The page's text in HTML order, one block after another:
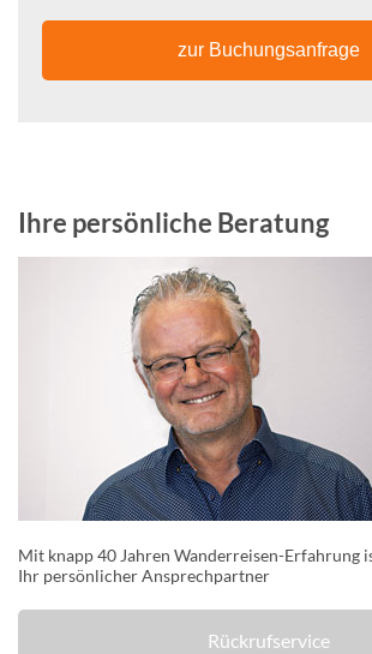
zur Buchungsanfrage
Ihre persönliche Beratung
Mit knapp 40 Jahren Wanderreisen-Erfahrung
Ihr persönlicher Ansprechpartner
Rückrufservice